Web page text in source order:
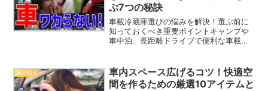
ぶ7つの秘訣
車載冷蔵庫選びの悩みを解決！選ぶ前に
知っておくべき重要ポイントキャンプや
車中泊、長距離ドライブで便利な車載冷
か？数多くのモデルがある中で、自分の
使い方に合った最適な冷蔵庫...
車の知識
車内スペース広げるコツ！快適空
間を作るための厳選10アイテムと